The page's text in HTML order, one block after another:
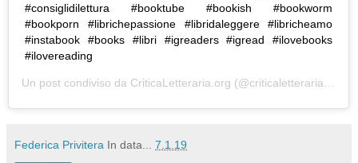
#consiglidilettura #booktube #bookish #bookworm
#bookporn #librichepassione #libridaleggere #libricheamo
#instabook #books #libri #igreaders #igread #ilovebooks
#ilovereading
Un post condiviso da CriticaLetteraria.org (@criticaletteraria) in data:
Federica Privitera In data... 7.1.19